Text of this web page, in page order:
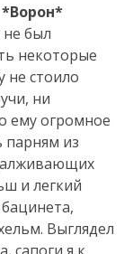
не был
некоторые
не стоило
ни
ему огромное
парням из
и легкий
Выглядел